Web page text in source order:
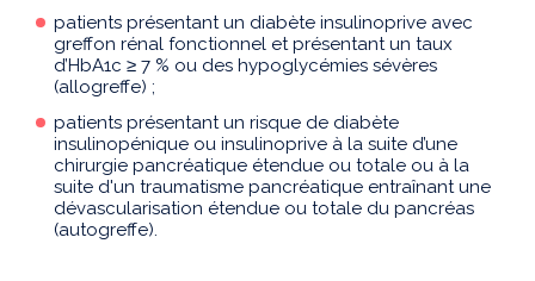
patients présentant un diabète insulinoprive avec
greffon rénal fonctionnel et présentant un taux
d’HbA1c ≥ 7 % ou des hypoglycémies sévères
(allogreffe) ;
patients présentant un risque de diabète
insulinopénique ou insulinoprive à la suite d’une
chirurgie pancréatique étendue ou totale ou à la
suite d'un traumatisme pancréatique entraînant une
dévascularisation étendue ou totale du pancréas
(autogreffe).